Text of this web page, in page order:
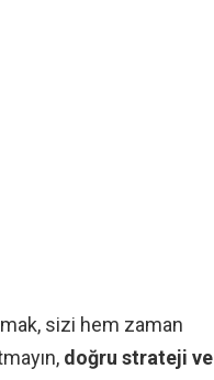
sizi hem zaman
doğru strateji ve